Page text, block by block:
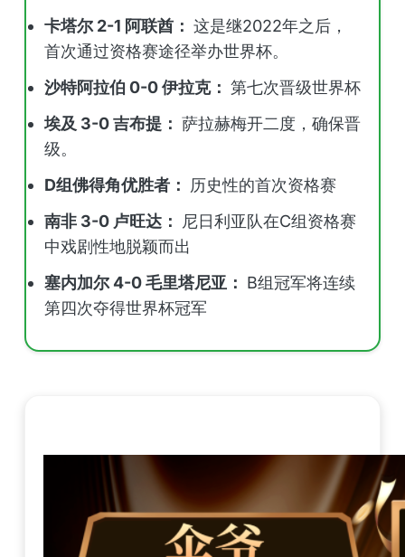
卡塔尔 2-1 阿联酋： 这是继2022年之后，
首次通过资格赛途径举办世界杯。
沙特阿拉伯 0-0 伊拉克： 第七次晋级世界杯
埃及 3-0 吉布提： 萨拉赫梅开二度，确保晋
级。
D组佛得角优胜者： 历史性的首次资格赛
南非 3-0 卢旺达：
尼日利亚队在C组资格赛
中戏剧性地脱颖而出
塞内加尔 4-0 毛里塔尼亚： B组冠军将连续
第四次夺得世界杯冠军